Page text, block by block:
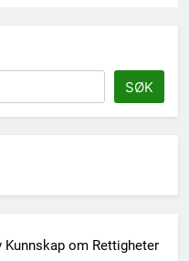
SØK
om Rettigheter